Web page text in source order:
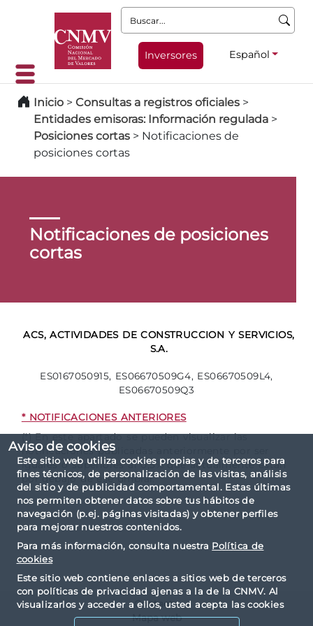
Aviso de cookies
Este sitio web utiliza cookies propias y de terceros para
fines técnicos, de personalización de las visitas, análisis
del sitio y de publicidad comportamental. Estas últimas
nos permiten obtener datos sobre tus hábitos de
navegación (p.ej. páginas visitadas) y obtener perfiles
para mejorar nuestros contenidos.
Para más información, consulta nuestra Política de
cookies
Este sitio web contiene enlaces a sitios web de terceros
con políticas de privacidad ajenas a la de la CNMV. Al
visualizarlos y acceder a ellos, usted acepta las cookies
instaladas por terceros y sus políticas de privacidad y
Buscar:
Inversores Español
Inicio > Consultas a registros oficiales >
Entidades emisoras: Información regulada >
Posiciones cortas > Notificaciones de
posiciones cortas
Notificaciones de posiciones
cortas
ACS, ACTIVIDADES DE CONSTRUCCION Y SERVICIOS,
S.A.
ES0167050915, ES06670509G4, ES06670509L4,
ES06670509Q3
* NOTIFICACIONES ANTERIORES
(*) En este apartado se pueden visualizar las
notificaciones publicadas anteriormente por ser
iguales o superiores al 0,5% que actualmente están
por debajo de ese umbral.
Contacto
Mapa web